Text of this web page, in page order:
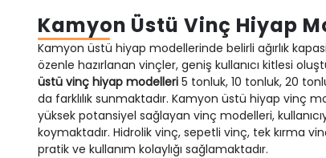
Kamyon Üstü Vinç Hiyap
Kamyon üstü hiyap modellerinde belirli ağırlık
özenle hazırlanan vinçler, geniş kullanıcı kitlesi
üstü vinç hiyap modelleri 5 tonluk, 10 tonluk, 20
da farklılık sunmaktadır. Kamyon üstü hiyap vinç
yüksek potansiyel sağlayan vinç modelleri,
koymaktadır. Hidrolik vinç, sepetli vinç, tek kırma
pratik ve kullanım kolaylığı sağlamaktadır.